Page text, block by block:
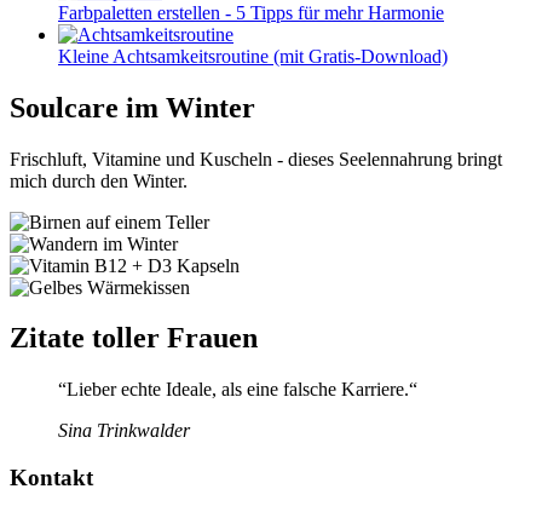
Farbpaletten erstellen - 5 Tipps für mehr Harmonie
Kleine Achtsamkeitsroutine (mit Gratis-Download)
Soulcare im Winter
Frischluft, Vitamine und Kuscheln - dieses Seelennahrung bringt
mich durch den Winter.
Zitate toller Frauen
“Lieber echte Ideale, als eine falsche Karriere.“
Sina Trinkwalder
Kontakt